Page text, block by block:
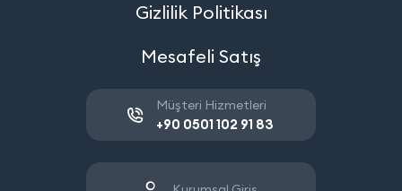
Gizlilik Politikası
Mesafeli Satış
Müşteri Hizmetleri
+90 0501 102 91 83